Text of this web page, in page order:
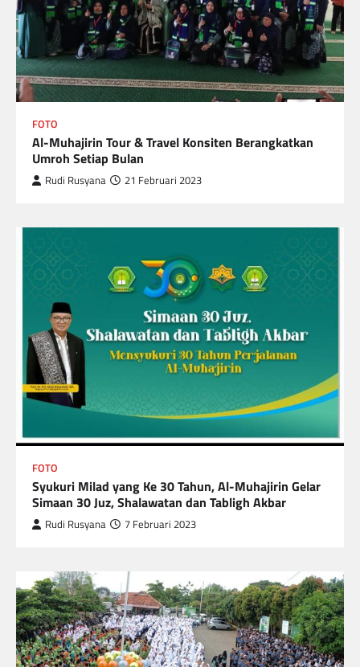
FOTO
Al-Muhajirin Tour & Travel Konsiten Berangkatkan
Umroh Setiap Bulan
Rudi Rusyana 21 Februari 2023
FOTO
Syukuri Milad yang Ke 30 Tahun, Al-Muhajirin Gelar
Simaan 30 Juz, Shalawatan dan Tabligh Akbar
Rudi Rusyana 7 Februari 2023